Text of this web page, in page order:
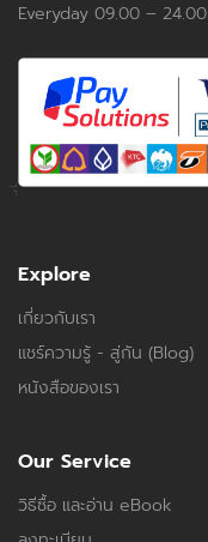
Everyday 09.00 – 24.00
Explore
เกี่ยวกับเรา
แชร์ความรู้ - สู่กัน (Blog)
หนังสือของเรา
Our Service
วิธีซื้อ และอ่าน eBook